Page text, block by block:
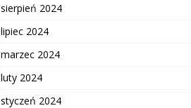
sierpień 2024
lipiec 2024
marzec 2024
luty 2024
styczeń 2024